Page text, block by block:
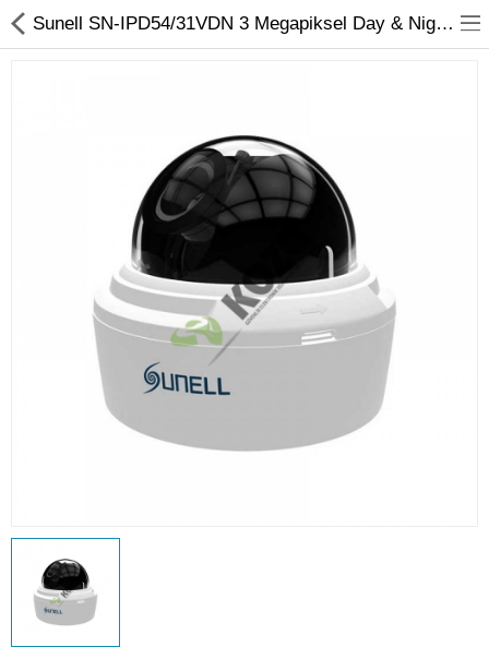
Kayıt Cihazları
Mobil Ürünler
Hırsız Alarm Sistemleri
Yangın Alarm Sistemleri
PDKS Sistemleri
Aksesuarlar
Plaka Tanıma Sistemi
Sunell SN-IPD54/31VDN 3 Megapiksel Day & Night Dome IP Kamera